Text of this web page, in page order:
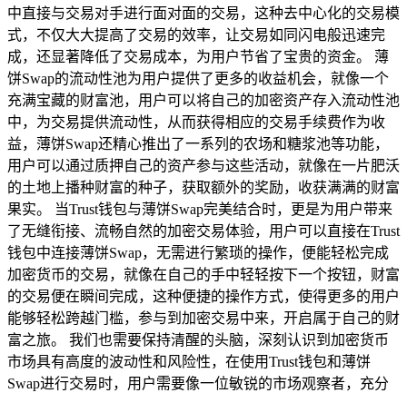
中直接与交易对手进行面对面的交易，这种去中心化的交易模
式，不仅大大提高了交易的效率，让交易如同闪电般迅速完
成，还显著降低了交易成本，为用户节省了宝贵的资金。 薄
饼Swap的流动性池为用户提供了更多的收益机会，就像一个
充满宝藏的财富池，用户可以将自己的加密资产存入流动性池
中，为交易提供流动性，从而获得相应的交易手续费作为收
益，薄饼Swap还精心推出了一系列的农场和糖浆池等功能，
用户可以通过质押自己的资产参与这些活动，就像在一片肥沃
的土地上播种财富的种子，获取额外的奖励，收获满满的财富
果实。 当Trust钱包与薄饼Swap完美结合时，更是为用户带来
了无缝衔接、流畅自然的加密交易体验，用户可以直接在Trust
钱包中连接薄饼Swap，无需进行繁琐的操作，便能轻松完成
加密货币的交易，就像在自己的手中轻轻按下一个按钮，财富
的交易便在瞬间完成，这种便捷的操作方式，使得更多的用户
能够轻松跨越门槛，参与到加密交易中来，开启属于自己的财
富之旅。 我们也需要保持清醒的头脑，深刻认识到加密货币
市场具有高度的波动性和风险性，在使用Trust钱包和薄饼
Swap进行交易时，用户需要像一位敏锐的市场观察者，充分